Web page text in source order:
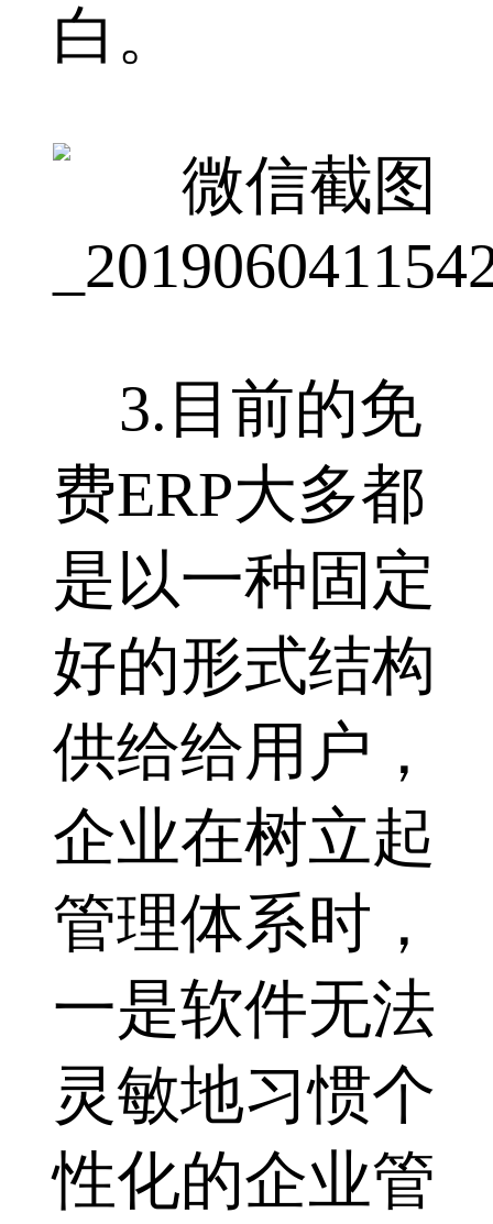
白。
3.目前的免
费ERP大多都
是以一种固定
好的形式结构
供给给用户，
企业在树立起
管理体系时，
一是软件无法
灵敏地习惯个
性化的企业管